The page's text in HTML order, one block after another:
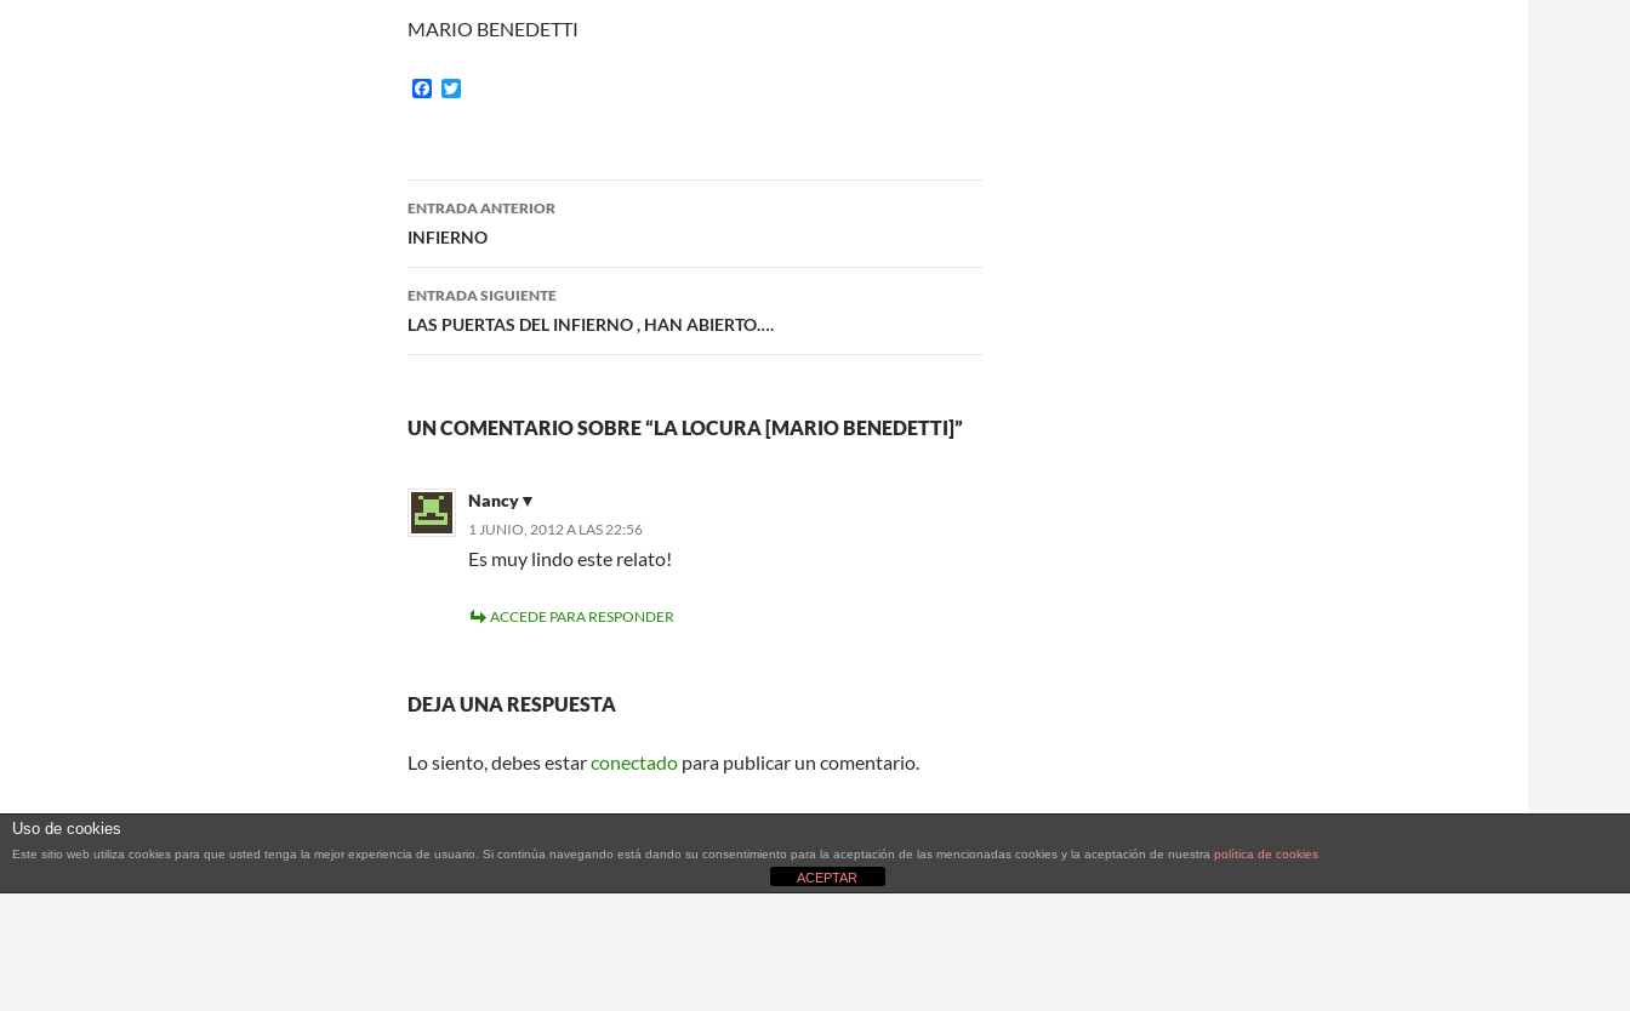
MARIO BENEDETTI
F
o
o
e
r
Navegación
de
entradas
ENTRADA ANTERIOR
INFIERNO
ENTRADA SIGUIENTE
LAS PUERTAS DEL INFIERNO , HAN ABIERTO….
UN COMENTARIO SOBRE “LA LOCURA [MARIO BENEDETTI]”
Nancy▼
1 JUNIO, 2012 A LAS 22:56
Es muy lindo este relato!
ACCEDE PARA RESPONDER
DEJA UNA RESPUESTA
Lo siento, debes estarconectado para publicar un comentario.
Uso de cookies
Este sitio web utiliza cookies para que usted tenga la mejor experiencia de usuario. Si continúa navegando está dando su consentimiento para la aceptación de las mencionadas cookies y la aceptación de nuestra política de cookies
ACEPTAR